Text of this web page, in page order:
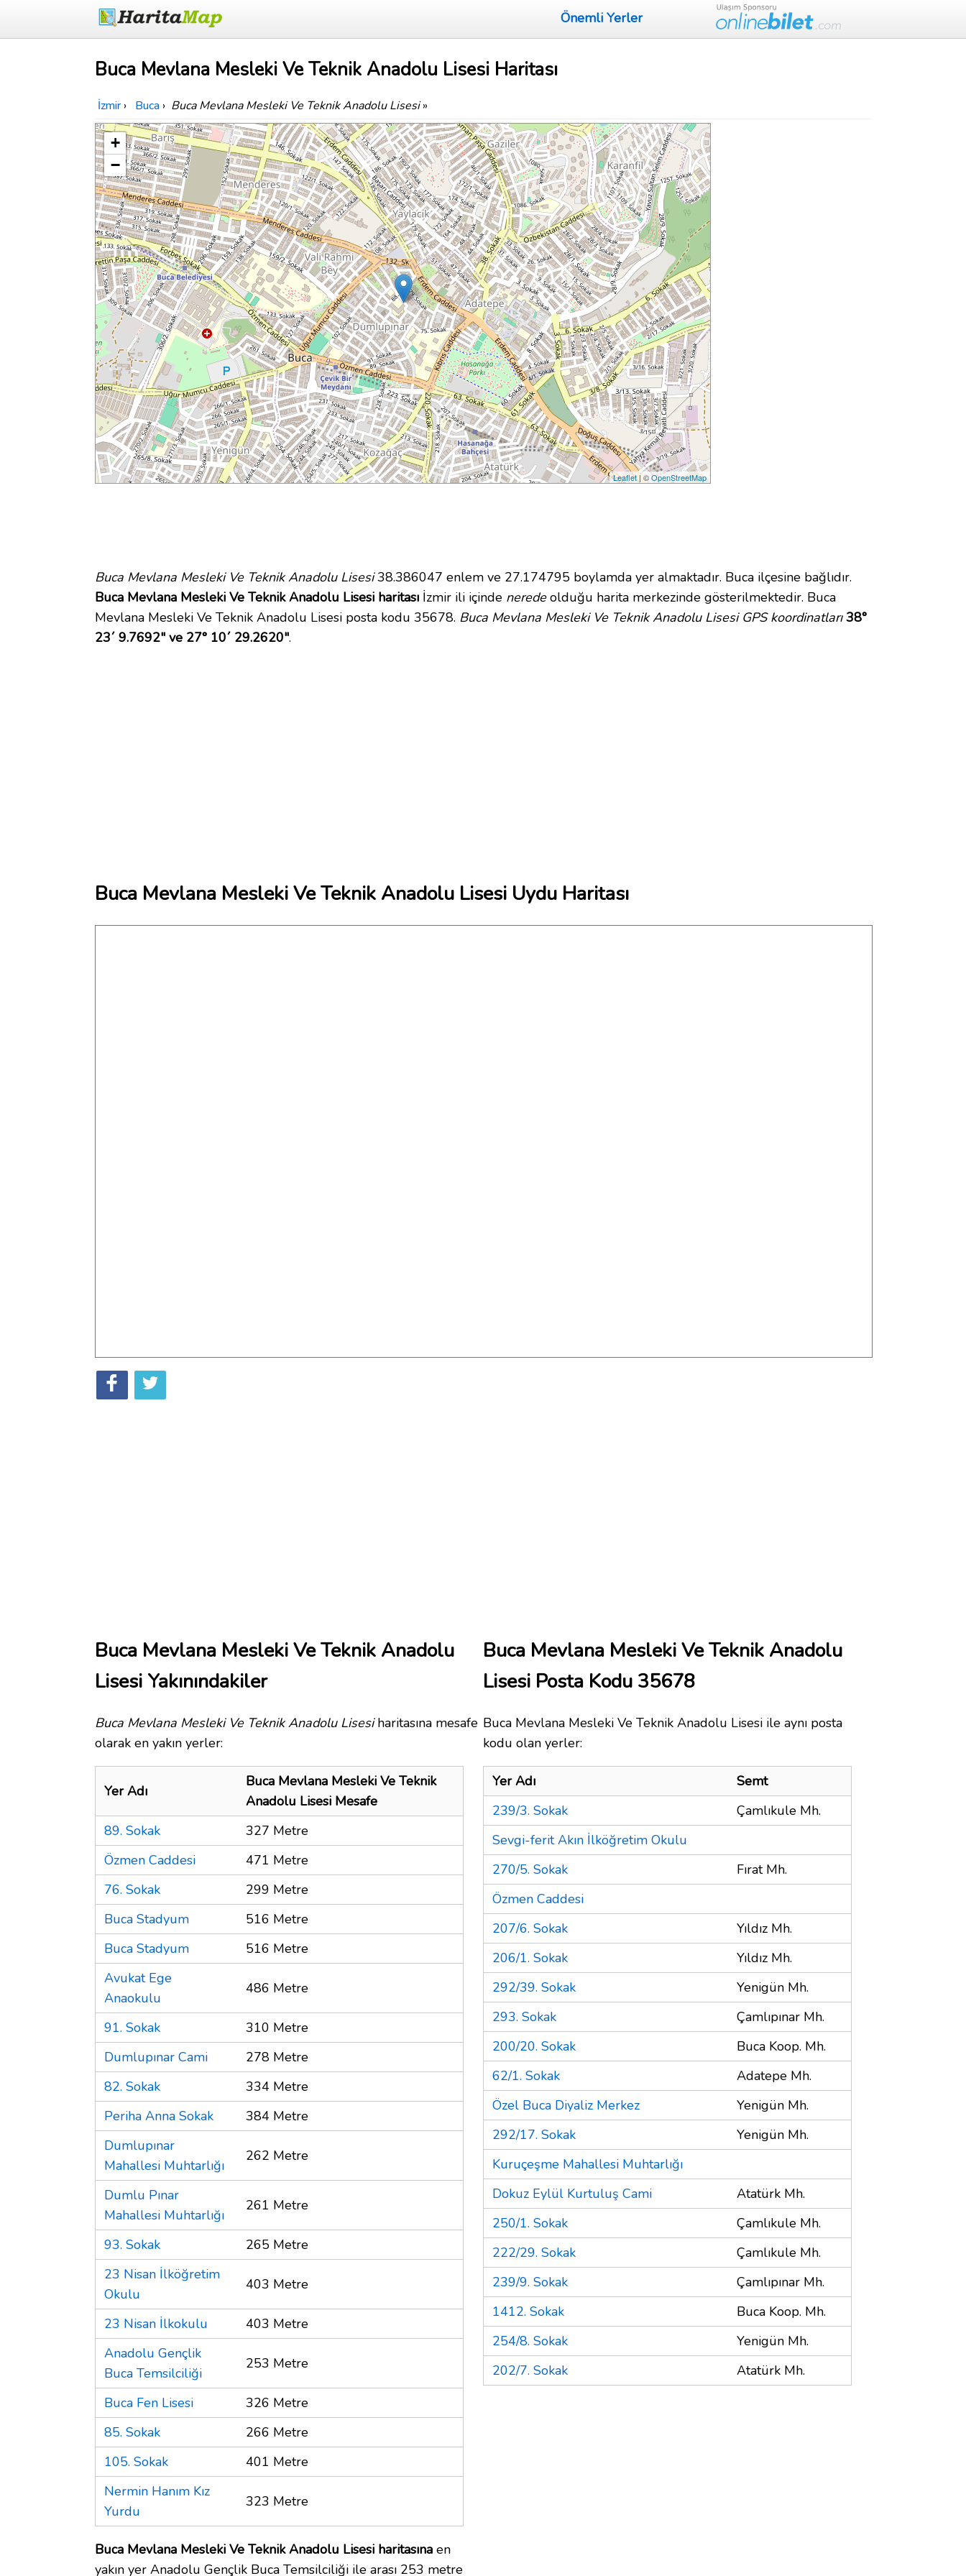
Önemli Yerler
Buca Mevlana Mesleki Ve Teknik Anadolu Lisesi Haritası
İzmir › Buca › Buca Mevlana Mesleki Ve Teknik Anadolu Lisesi»
+
−
Leaflet| ©OpenStreetMap
Buca Mevlana Mesleki Ve Teknik Anadolu Lisesi38.386047 enlem ve 27.174795 boylamda yer almaktadır. Buca ilçesine bağlıdır.
Buca Mevlana Mesleki Ve Teknik Anadolu Lisesi haritası İzmir ili içinde neredeolduğu harita merkezinde gösterilmektedir. Buca
Mevlana Mesleki Ve Teknik Anadolu Lisesi posta kodu 35678. Buca Mevlana Mesleki Ve Teknik Anadolu Lisesi GPS koordinatları 38°
23´ 9.7692" ve 27° 10´ 29.2620".
Buca Mevlana Mesleki Ve Teknik Anadolu Lisesi Uydu Haritası
Buca Mevlana Mesleki Ve Teknik Anadolu
Lisesi Yakınındakiler
Buca Mevlana Mesleki Ve Teknik Anadolu Lisesiharitasına mesafe
olarak en yakın yerler:
Yer Adı
Buca Mevlana Mesleki Ve Teknik
Anadolu Lisesi Mesafe
89. Sokak
327 Metre
Özmen Caddesi
471 Metre
76. Sokak
299 Metre
Buca Stadyum
516 Metre
Buca Stadyum
516 Metre
Avukat Ege
Anaokulu
486 Metre
91. Sokak
310 Metre
Dumlupınar Cami
278 Metre
82. Sokak
334 Metre
Periha Anna Sokak
384 Metre
Dumlupınar
Mahallesi Muhtarlığı
262 Metre
Dumlu Pınar
Mahallesi Muhtarlığı
261 Metre
93. Sokak
265 Metre
23 Nisan İlköğretim
Okulu
403 Metre
23 Nisan İlkokulu
403 Metre
Anadolu Gençlik
Buca Temsilciliği
253 Metre
Buca Fen Lisesi
326 Metre
85. Sokak
266 Metre
105. Sokak
401 Metre
Nermin Hanım Kız
Yurdu
323 Metre
Buca Mevlana Mesleki Ve Teknik Anadolu Lisesi haritasına en
yakın yer Anadolu Gençlik Buca Temsilciliği ile arası 253 metre
Buca Mevlana Mesleki Ve Teknik Anadolu
Lisesi Posta Kodu 35678
Buca Mevlana Mesleki Ve Teknik Anadolu Lisesi ile aynı posta
kodu olan yerler:
Yer Adı
Semt
239/3. Sokak
Çamlıkule Mh.
Sevgi-ferit Akın İlköğretim Okulu
270/5. Sokak
Fırat Mh.
Özmen Caddesi
207/6. Sokak
Yıldız Mh.
206/1. Sokak
Yıldız Mh.
292/39. Sokak
Yenigün Mh.
293. Sokak
Çamlıpınar Mh.
200/20. Sokak
Buca Koop. Mh.
62/1. Sokak
Adatepe Mh.
Özel Buca Diyaliz Merkez
Yenigün Mh.
292/17. Sokak
Yenigün Mh.
Kuruçeşme Mahallesi Muhtarlığı
Dokuz Eylül Kurtuluş Cami
Atatürk Mh.
250/1. Sokak
Çamlıkule Mh.
222/29. Sokak
Çamlıkule Mh.
239/9. Sokak
Çamlıpınar Mh.
1412. Sokak
Buca Koop. Mh.
254/8. Sokak
Yenigün Mh.
202/7. Sokak
Atatürk Mh.